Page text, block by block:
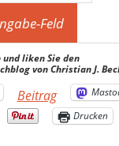
liken Sie den
von Christian J.
Beitrag
Drucken